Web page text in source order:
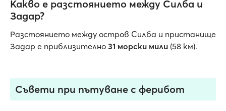
Какво е разстоянието между Силба и
Задар?
Разстоянието между остров Силба и пристанище
Задар е приблизително 31 морски мили (58 км).
Съвети при пътуване с ферибот